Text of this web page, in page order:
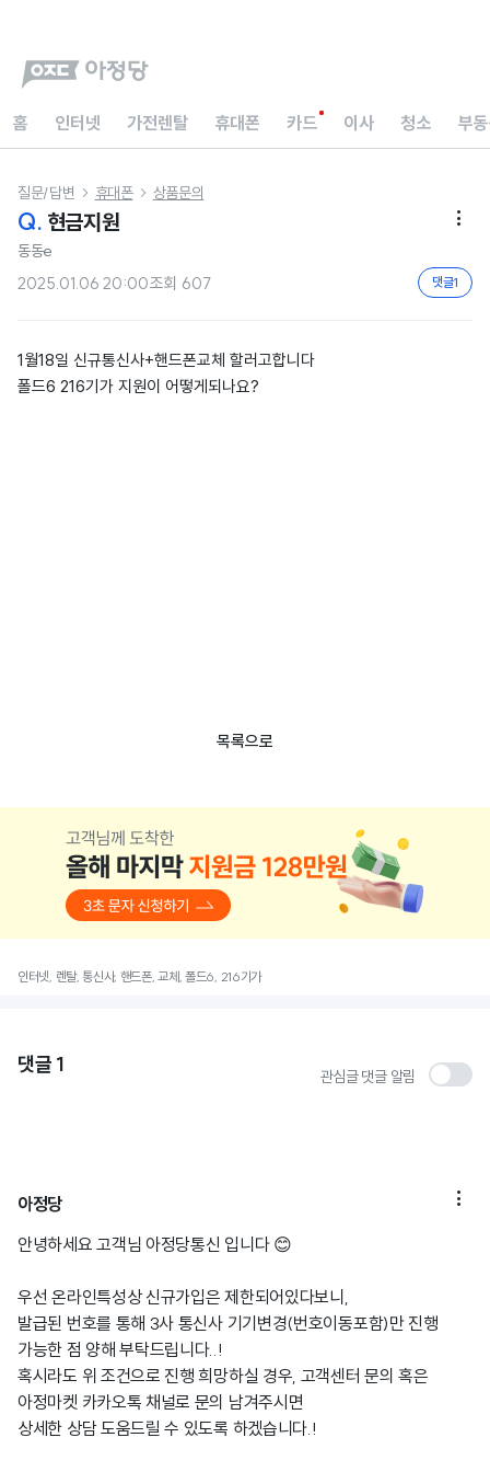
홈 인터넷 가전렌탈 휴대폰 카드 이사 청소 부
질문/답변  휴대폰  상품문의
Q. 현금지원 
동동e
2025.01.06 20:00조회 607 댓글1
1월18일 신규통신사+핸드폰교체 할러고합니다
폴드6 216기가 지원이 어떻게되나요?
목록으로
인터넷, 렌탈, 통신사, 핸드폰, 교체, 폴드6, 216기가
댓글 1 관심글 댓글 알림
아정당 
안녕하세요 고객님 아정당통신 입니다 😊
우선 온라인특성상 신규가입은 제한되어있다보니,
발급된 번호를 통해 3사 통신사 기기변경(번호이동포함)만 진행
가능한 점 양해 부탁드립니다..!
혹시라도 위 조건으로 진행 희망하실 경우, 고객센터 문의 혹은
아정마켓 카카오톡 채널로 문의 남겨주시면
상세한 상담 도움드릴 수 있도록 하겠습니다.!